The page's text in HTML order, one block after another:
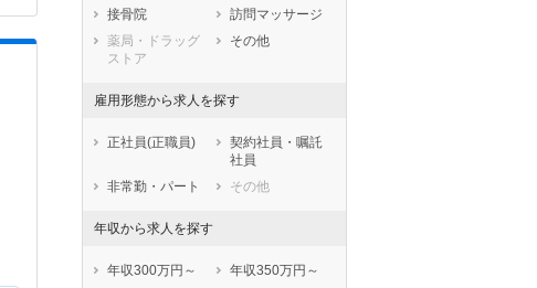
接骨院
訪問マッサージ
薬局・ドラッグ
ストア
その他
雇用形態から求人を探す
正社員(正職員)
契約社員・嘱託
社員
非常勤・パート
その他
年収から求人を探す
年収300万円～
年収350万円～